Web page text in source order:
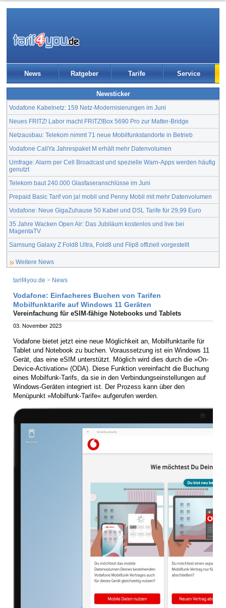
News Ratgeber Tarife Service
Newsticker
Vodafone Kabelnetz: 159 Netz-Modernisierungen im Juni
Neues FRITZ! Labor macht FRITZ!Box 5690 Pro zur Matter-Bridge
Netzausbau: Telekom nimmt 71 neue Mobilfunkstandorte in Betrieb
Vodafone CallYa Jahrespaket M erhält mehr Datenvolumen
Umfrage: Alarm per Cell Broadcast und spezielle Warn-Apps werden häufig
genutzt
Telekom baut 240.000 Glasfaseranschlüsse im Juni
Prepaid Basic Tarif von ja! mobil und Penny Mobil mit mehr Datenvolumen
Vodafone: Neue GigaZuhause 50 Kabel und DSL Tarife für 29,99 Euro
35 Jahre Wacken Open Air: Das Jubiläum kostenlos und live bei
MagentaTV
Samsung Galaxy Z Fold8 Ultra, Fold8 und Flip8 offiziell vorgestellt
Weitere News
tarif4you.de > News
Vodafone: Einfacheres Buchen von Tarifen
Mobilfunktarife auf Windows 11 Geräten
Vereinfachung für eSIM-fähige Notebooks und Tablets
03. November 2023
Vodafone bietet jetzt eine neue Möglichkeit an, Mobilfunktarife für
Tablet und Notebook zu buchen. Voraussetzung ist ein Windows 11
Gerät, das eine eSIM unterstützt. Möglich wird dies durch die »On-
Device-Activation« (ODA). Diese Funktion vereinfacht die Buchung
eines Mobilfunk-Tarifs, da sie in den Verbindungseinstellungen auf
Windows-Geräten integriert ist. Der Prozess kann über den
Menüpunkt »Mobilfunk-Tarife« aufgerufen werden.